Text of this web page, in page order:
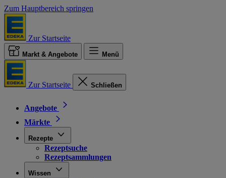
Zum Hauptbereich springen
Zur Startseite
Markt & Angebote Menü
Zur Startseite Schließen
Angebote
Märkte
Rezepte
Rezeptsuche
Rezeptsammlungen
Wissen